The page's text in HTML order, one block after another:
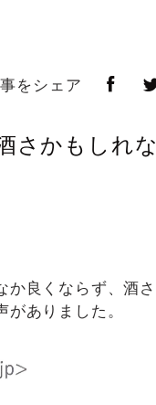
をシェア
さかもしれな
か良くならず、酒さ
ありました。